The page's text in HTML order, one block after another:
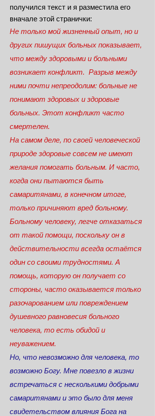
получился текст и я разместила его
вначале этой странички:
Не только мой жизненный опыт, но и
других пишущих больных показывает,
что между здоровыми и больными
возникает конфликт. Разрыв между
ними почти непреодолим: больные не
понимают здоровых и здоровые
больных. Этот конфликт часто
смертелен.
На самом деле, по своей человеческой
природе здоровые совсем не имеют
желания помогать больным. И часто,
когда они пытаются быть
самаритянами, в конечном итоге,
только причиняют вред больному.
Больному человеку, легче отказаться
от такой помощи, поскольку он в
действительности всегда остаётся
один со своими трудностями. А
помощь, которую он получает со
стороны, часто оказывается только
разочарованием или повреждением
душевного равновесия больного
человека, то есть обидой и
неуважением.
Но, что невозможно для человека, то
возможно Богу. Мне повезло в жизни
встречаться с несколькими добрыми
самаритянами и это было для меня
свидетельством влияния Бога на